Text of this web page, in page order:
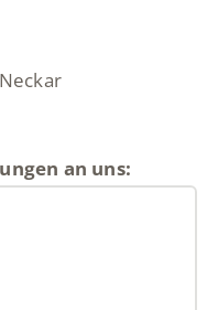
an uns: